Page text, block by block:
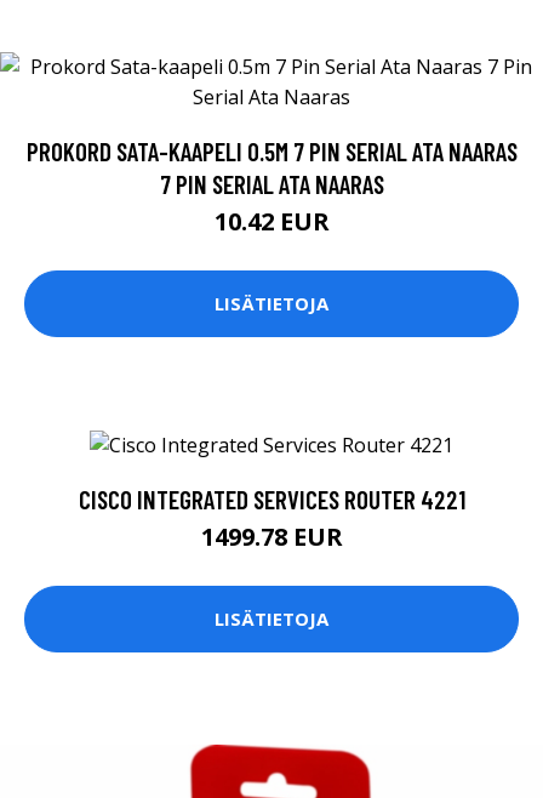
PROKORD SATA-KAAPELI 0.5M 7 PIN SERIAL ATA NAARAS
7 PIN SERIAL ATA NAARAS
10.42 EUR
LISÄTIETOJA
CISCO INTEGRATED SERVICES ROUTER 4221
1499.78 EUR
LISÄTIETOJA